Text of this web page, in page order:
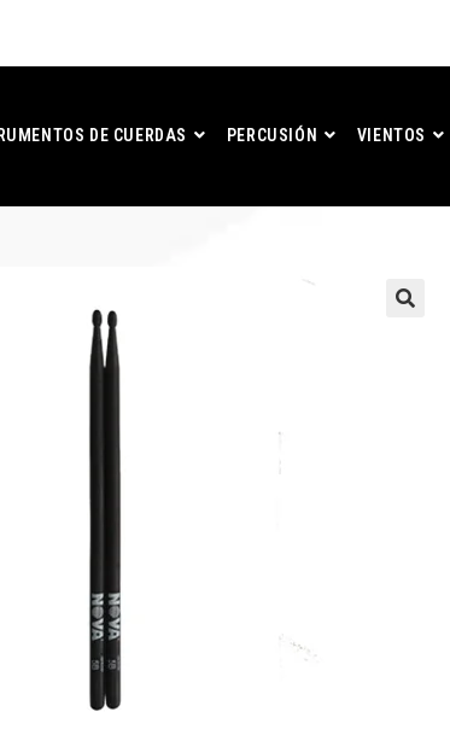
DE CUERDAS PERCUSIÓN VIENTOS